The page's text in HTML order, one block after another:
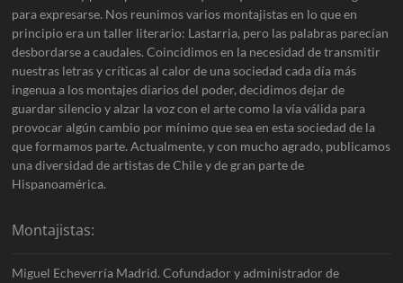
para expresarse. Nos reunimos varios montajistas en lo que en
principio era un taller literario: Lastarria, pero las palabras parecían
desbordarse a caudales. Coincidimos en la necesidad de transmitir
nuestras letras y críticas al calor de una sociedad cada día más
ingenua a los montajes diarios del poder, decidimos dejar de
guardar silencio y alzar la voz con el arte como la vía válida para
provocar algún cambio por mínimo que sea en esta sociedad de la
que formamos parte. Actualmente, y con mucho agrado, publicamos
una diversidad de artistas de Chile y de gran parte de
Hispanoamérica.
Montajistas:
Miguel Echeverría Madrid. Cofundador y administrador de